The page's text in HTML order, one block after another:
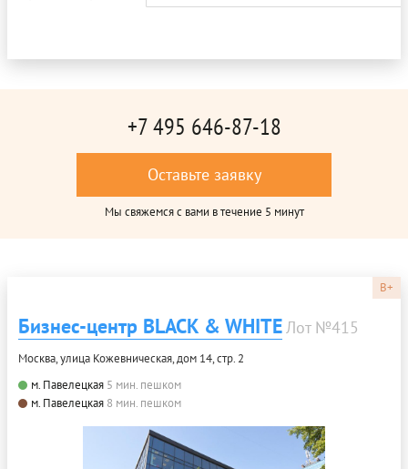
+7 495 646-87-18
Оставьте заявку
Мы свяжемся с вами в течение 5 минут
B+
Бизнес-центр BLACK & WHITEЛот №415
Москва, улица Кожевническая, дом 14, стр. 2
м. Павелецкая 5 мин. пешком
м. Павелецкая 8 мин. пешком